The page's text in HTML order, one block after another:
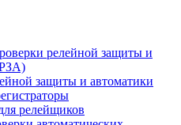
релейной защиты и
защиты и автоматики
релейщиков